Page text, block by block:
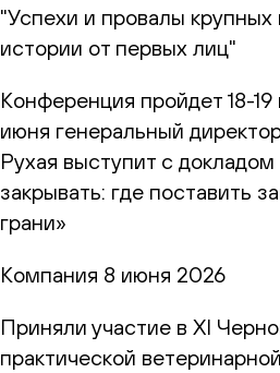
"Успехи и провалы
истории от первых лиц"
Конференция пройдет 18-
июня генеральный
Рухая выступит с
закрывать: где поставить
грани»
Компания 8 июня 2026
Приняли участие в XI
практической